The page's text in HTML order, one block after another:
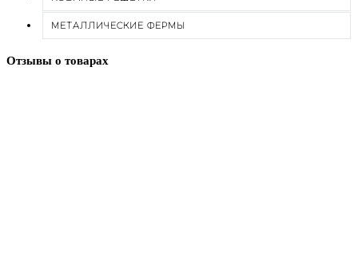
МЕТАЛЛИЧЕСКИЕ ФЕРМЫ
Отзывы о товарах